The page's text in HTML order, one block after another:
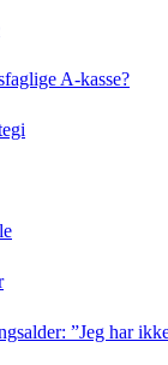
A-kasse?
”Jeg har